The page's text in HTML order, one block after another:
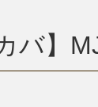
ロカバ